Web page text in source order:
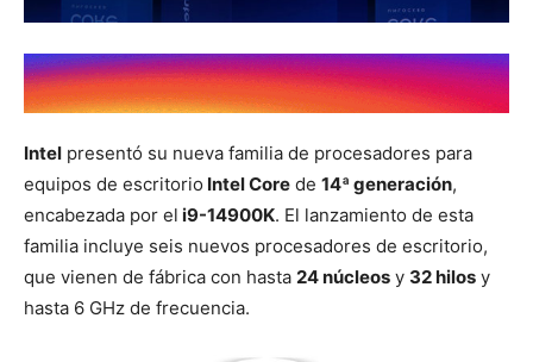
Intel presentó su nueva familia de procesadores para
equipos de escritorio Intel Core de 14ª generación,
encabezada por el i9-14900K. El lanzamiento de esta
familia incluye seis nuevos procesadores de escritorio,
que vienen de fábrica con hasta 24 núcleos y 32 hilos y
hasta 6 GHz de frecuencia.